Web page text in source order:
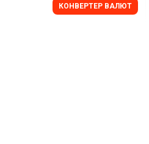
КОНВЕРТЕР ВАЛЮТ